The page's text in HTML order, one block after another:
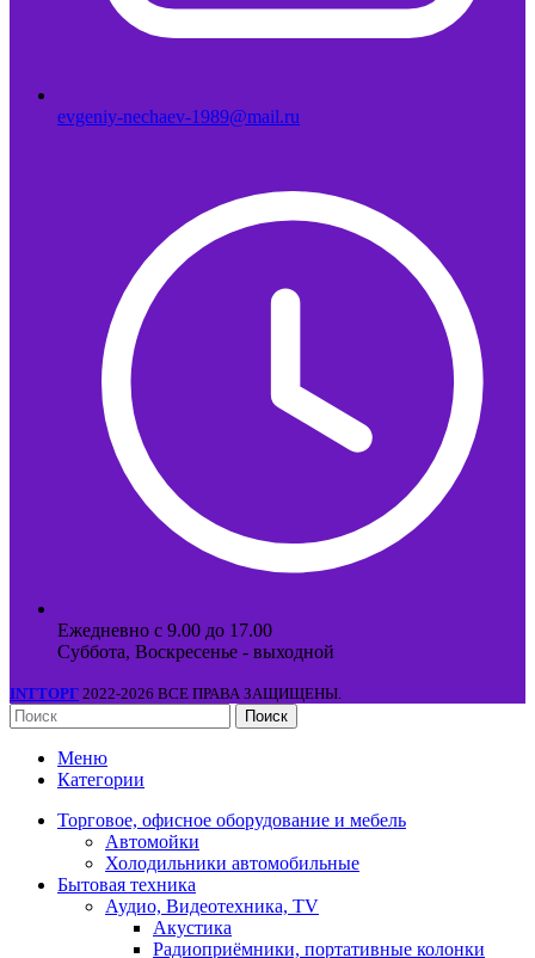
evgeniy-nechaev-1989@mail.ru
Ежедневно с 9.00 до 17.00
Суббота, Воскресенье - выходной
INTТОРГ 2022-2026 ВСЕ ПРАВА ЗАЩИЩЕНЫ.
Поиск
Меню
Категории
Торговое, офисное оборудование и мебель
Автомойки
Холодильники автомобильные
Бытовая техника
Аудио, Видеотехника, TV
Акустика
Радиоприёмники, портативные колонки